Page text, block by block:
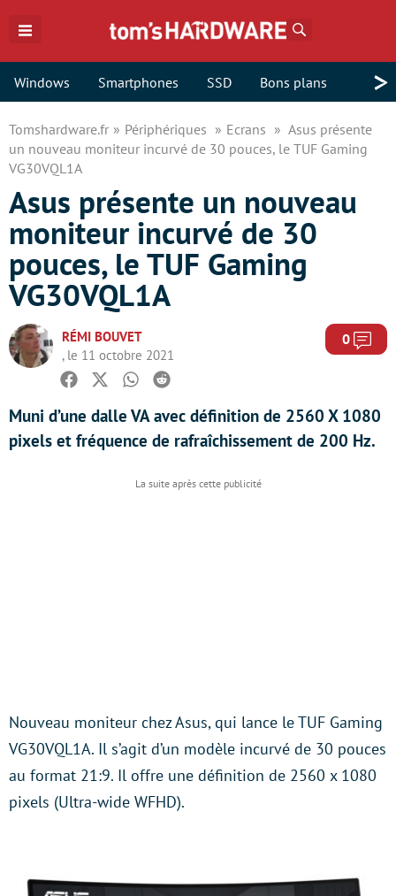
Windows Smartphones SSD Bons plans >
Tomshardware.fr Périphériques Ecrans
Asus présente
un nouveau moniteur incurvé de 30 pouces, le TUF Gaming
VG30VQL1A
Asus présente un nouveau
moniteur incurvé de 30
pouces, le TUF Gaming
VG30VQL1A
RÉMI BOUVET
, le 11 octobre 2021
0
Facebook
TwitterWhatsapp
Reddit
Muni d’une dalle VA avec définition de 2560 X 1080
pixels et fréquence de rafraîchissement de 200 Hz.
Nouveau moniteur chez Asus, qui lance le TUF Gaming
VG30VQL1A. Il s’agit d’un modèle incurvé de 30 pouces
au format 21:9. Il offre une définition de 2560 x 1080
pixels (Ultra-wide WFHD).